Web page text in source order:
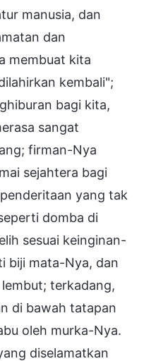
manusia, dan
dan
membuat kita
kembali";
bagi kita,
sangat
firman-Nya
sejahtera bagi
yang tak
domba di
sesuai keinginan-
biji mata-Nya, dan
terkadang,
di bawah tatapan
oleh murka-Nya.
diselamatkan